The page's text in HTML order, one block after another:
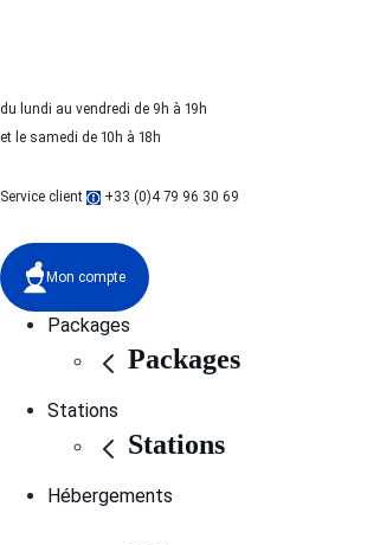
du lundi au vendredi de 9h à 19h
et le samedi de 10h à 18h
Service client +33 (0)4 79 96 30 69
Mon compte
Packages
Packages
Stations
Stations
Hébergements